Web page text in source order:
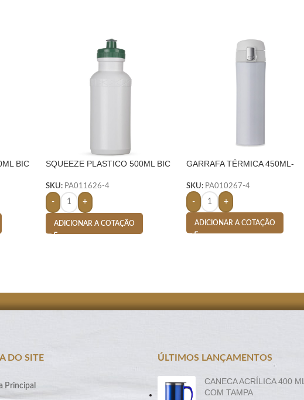
BIC
SQUEEZE PLASTICO 500ML BIC
SKU: PA011626-4
- +
ADICIONAR A COTAÇÃO
GARRAFA TÉRMICA 450ML-
SKU: PA010267-4
- +
ADICIONAR A COTAÇÃO
DO SITE
Principal
ÚLTIMOS LANÇAMENTOS
CANECA ACRÍLICA 400 ML
COM TAMPA